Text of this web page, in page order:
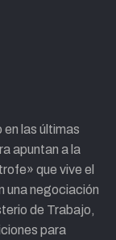
en las últimas
apuntan a la
que vive el
una negociación
de Trabajo,
para